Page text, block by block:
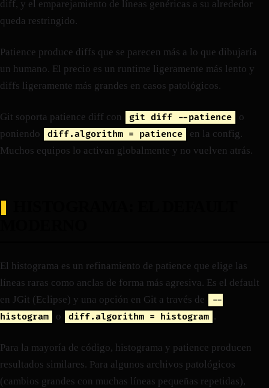
diff, y el emparejamiento de líneas genéricas a su alrededor
queda restringido.
Patience produce diffs que se parecen más a lo que dibujaría
un humano. El precio es un runtime ligeramente más lento y
diffs ligeramente más grandes en casos patológicos.
Git soporta patience diff con git diff --patience
o
poniendo
diff.algorithm = patience
en la config.
Muchos equipos lo activan globalmente y no vuelven atrás.
El histograma es un refinamiento de patience que elige las
líneas raras como anclas de forma más agresiva. Es el default
en JGit (Eclipse) y una opción en Git a través de
--
histogram
o diff.algorithm = histogram .
Para la mayoría de código, histograma y patience producen
resultados similares. Para algunos archivos patológicos
(cambios grandes con muchas líneas pequeñas repetidas),